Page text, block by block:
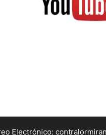
Electrónico: